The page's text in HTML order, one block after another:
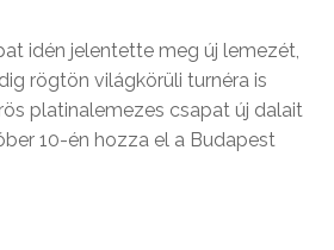
idén jelentette meg új lemezét,
rögtön világkörüli turnéra is
platinalemezes csapat új dalait
10-én hozza el a Budapest